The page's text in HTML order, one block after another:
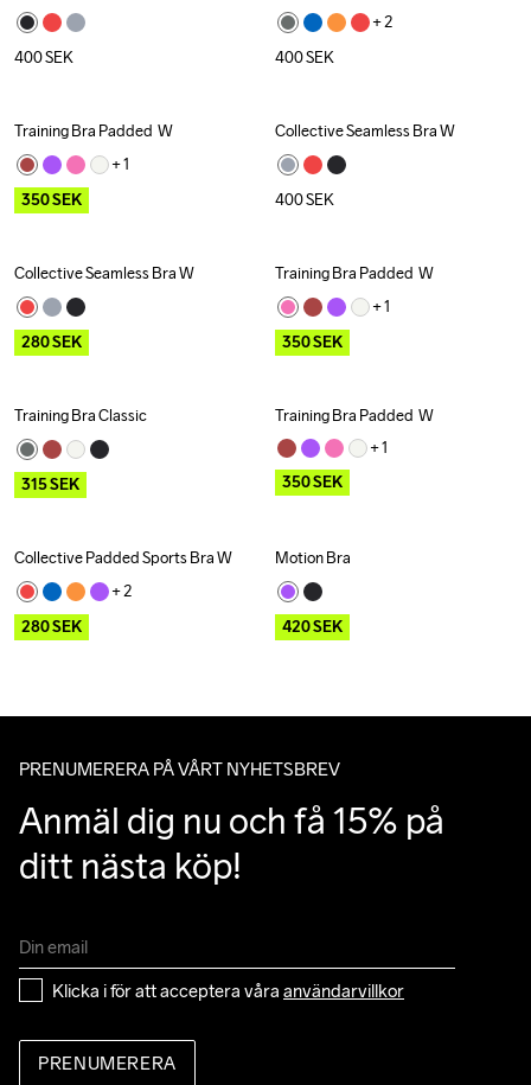
400SEK
+ 2
400SEK
Outlet
Training Bra Padded  W
+ 1
350SEK
Collective Seamless Bra W
400SEK
Outlet
Collective Seamless Bra W
280SEK
Outlet
Training Bra Padded  W
+ 1
350SEK
Outlet
Training Bra Classic
315SEK
Outlet
Training Bra Padded  W
+ 1
350SEK
Outlet
Collective Padded Sports Bra W
+ 2
280SEK
Outlet
Motion Bra
420SEK
PRENUMERERA PÅ VÅRT NYHETSBREV
Anmäl dig nu och få 15% på
ditt nästa köp!
Klicka i för att acceptera våra användarvillkor
PRENUMERERA